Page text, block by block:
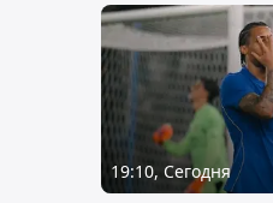
19:10, Сегодня